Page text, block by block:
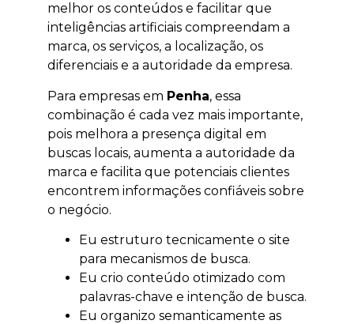
melhor os conteúdos e facilitar que
inteligências artificiais compreendam a
marca, os serviços, a localização, os
diferenciais e a autoridade da empresa.
Para empresas em Penha, essa
combinação é cada vez mais importante,
pois melhora a presença digital em
buscas locais, aumenta a autoridade da
marca e facilita que potenciais clientes
encontrem informações confiáveis sobre
o negócio.
Eu estruturo tecnicamente o site
para mecanismos de busca.
Eu crio conteúdo otimizado com
palavras-chave e intenção de busca.
Eu organizo semanticamente as